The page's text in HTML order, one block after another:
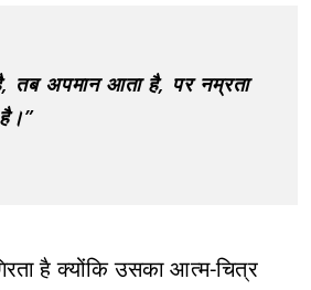
तब अपमान आता है, पर नम्रता
है क्योंकि उसका आत्म-चित्र